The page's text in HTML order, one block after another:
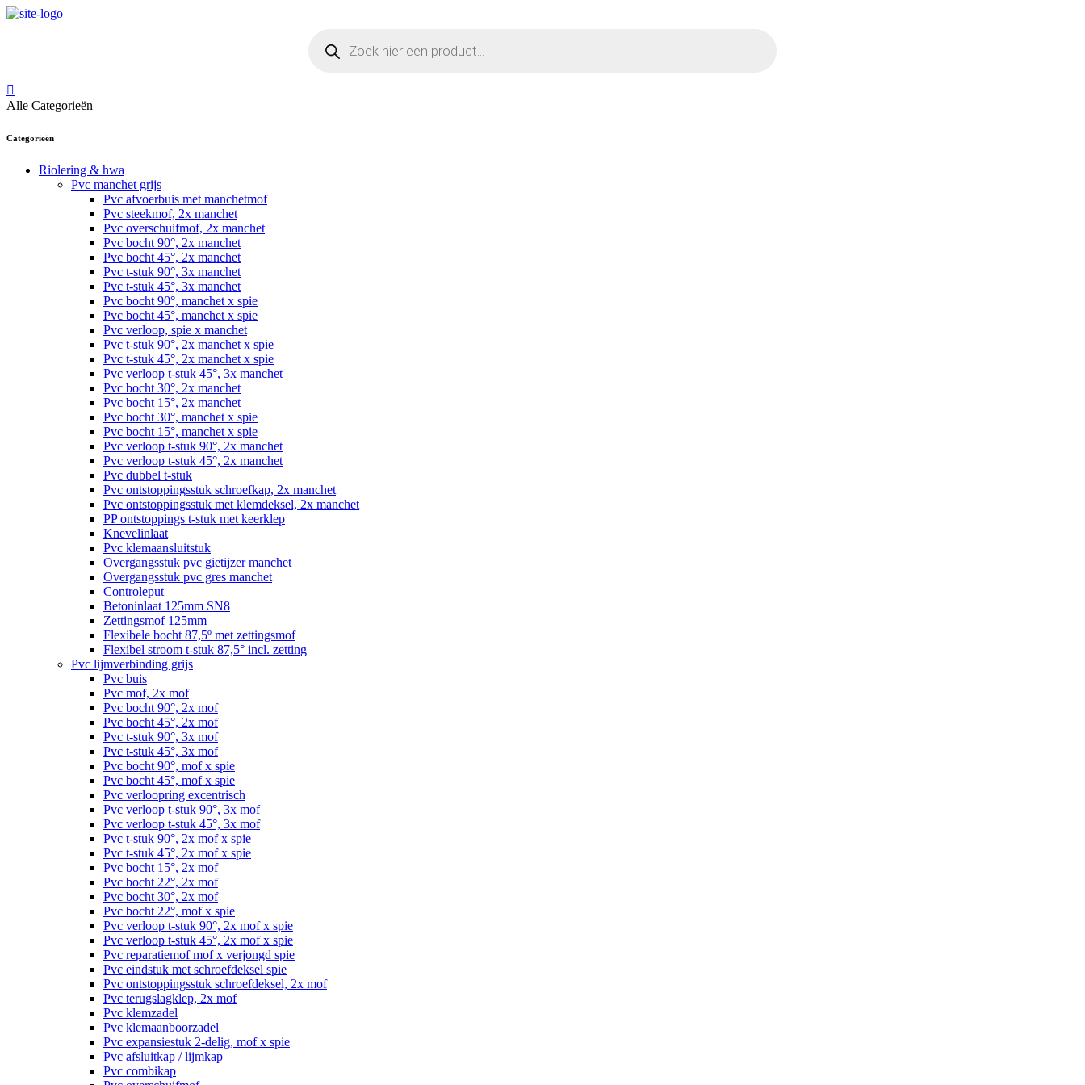
Skip
zoeken
Alle Categorieën
Categorieën
Riolering & hwa
Pvc manchet grijs
Pvc afvoerbuis met manchetmof
Pvc steekmof, 2x manchet
Pvc overschuifmof, 2x manchet
Pvc bocht 90°, 2x manchet
Pvc bocht 45°, 2x manchet
Pvc t-stuk 90°, 3x manchet
Pvc t-stuk 45°, 3x manchet
Pvc bocht 90°, manchet x spie
Pvc bocht 45°, manchet x spie
Pvc verloop, spie x manchet
Pvc t-stuk 90°, 2x manchet x spie
Pvc t-stuk 45°, 2x manchet x spie
Pvc verloop t-stuk 45°, 3x manchet
Pvc bocht 30°, 2x manchet
Pvc bocht 15°, 2x manchet
Pvc bocht 30°, manchet x spie
Pvc bocht 15°, manchet x spie
Pvc verloop t-stuk 90°, 2x manchet
Pvc verloop t-stuk 45°, 2x manchet
Pvc dubbel t-stuk
Pvc ontstoppingsstuk schroefkap, 2x manchet
Pvc ontstoppingsstuk met klemdeksel, 2x manchet
PP ontstoppings t-stuk met keerklep
Knevelinlaat
Pvc klemaansluitstuk
Overgangsstuk pvc gietijzer manchet
Overgangsstuk pvc gres manchet
Controleput
Betoninlaat 125mm SN8
Zettingsmof 125mm
Flexibele bocht 87,5º met zettingsmof
Flexibel stroom t-stuk 87,5° incl. zetting
Pvc lijmverbinding grijs
Pvc buis
Pvc mof, 2x mof
Pvc bocht 90°, 2x mof
Pvc bocht 45°, 2x mof
Pvc t-stuk 90°, 3x mof
Pvc t-stuk 45°, 3x mof
Pvc bocht 90°, mof x spie
Pvc bocht 45°, mof x spie
Pvc verloopring excentrisch
Pvc verloop t-stuk 90°, 3x mof
Pvc verloop t-stuk 45°, 3x mof
Pvc t-stuk 90°, 2x mof x spie
Pvc t-stuk 45°, 2x mof x spie
Pvc bocht 15°, 2x mof
Pvc bocht 22°, 2x mof
Pvc bocht 30°, 2x mof
Pvc bocht 22°, mof x spie
Pvc verloop t-stuk 90°, 2x mof x spie
Pvc verloop t-stuk 45°, 2x mof x spie
Pvc reparatiemof mof x verjongd spie
Pvc eindstuk met schroefdeksel spie
Pvc ontstoppingsstuk schroefdeksel, 2x mof
Pvc terugslagklep, 2x mof
Pvc klemzadel
Pvc klemaanboorzadel
Pvc expansiestuk 2-delig, mof x spie
Pvc afsluitkap / lijmkap
Pvc combikap